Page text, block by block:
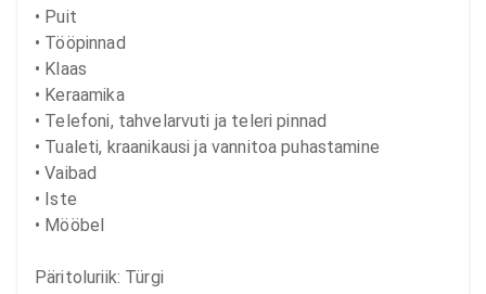
• Puit
• Tööpinnad
• Klaas
• Keraamika
• Telefoni, tahvelarvuti ja teleri pinnad
• Tualeti, kraanikausi ja vannitoa puhastamine
• Vaibad
• Iste
• Mööbel
Päritoluriik: Türgi